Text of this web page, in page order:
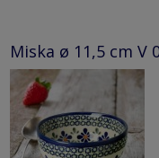
Miska ø 11,5 cm V